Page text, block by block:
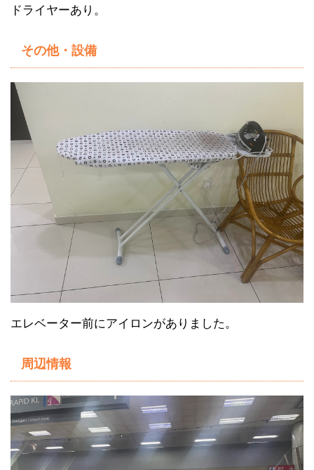
ドライヤーあり。
その他・設備
エレベーター前にアイロンがありました。
周辺情報